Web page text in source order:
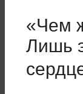
«Чем
Лишь